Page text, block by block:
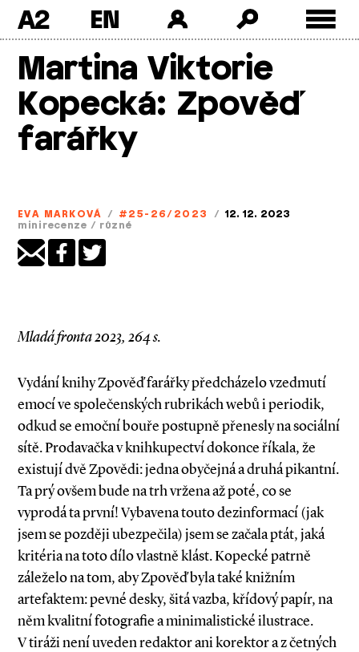
A2
Martina Viktorie
Kopecká: Zpověď
farářky
EVA MARKOVÁ / #25-26/2023 / 12. 12. 2023
minirecenze / různé
Mladá fronta 2023, 264 s.
Vydání knihy Zpověď farářky předcházelo vzedmutí
emocí ve společenských rubrikách webů i periodik,
odkud se emoční bouře postupně přenesly na sociální
sítě. Prodavačka v knihkupectví dokonce říkala, že
existují dvě Zpovědi: jedna obyčejná a druhá pikantní.
Ta prý ovšem bude na trh vržena až poté, co se
vyprodá ta první! Vybavena touto dezinformací (jak
jsem se později ubezpečila) jsem se začala ptát, jaká
kritéria na toto dílo vlastně klást. Kopecké patrně
záleželo na tom, aby Zpověď byla také knižním
artefaktem: pevné desky, šitá vazba, křídový papír, na
něm kvalitní fotografie a minimalistické ilustrace.
V tiráži není uveden redaktor ani korektor a z četných